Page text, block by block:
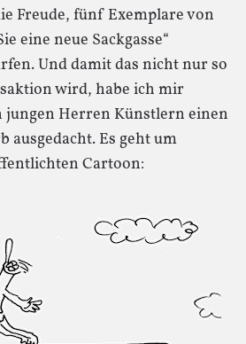
Freude, fünf Exemplare von
eine neue Sackgasse“
Und damit das nicht nur so
wird, habe ich mir
jungen Herren Künstlern einen
ausgedacht. Es geht um
Cartoon: